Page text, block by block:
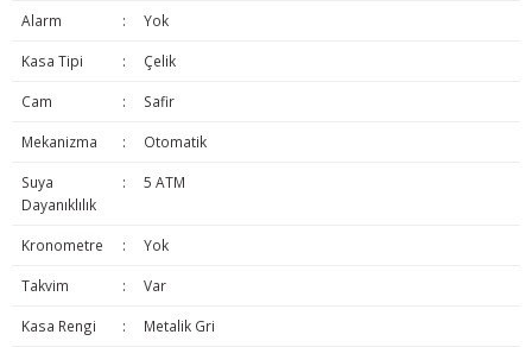
Alarm : Yok
Kasa Tipi : Çelik
Cam : Safir
Mekanizma : Otomatik
Suya
Dayanıklılık
: 5 ATM
Kronometre : Yok
Takvim : Var
Kasa Rengi : Metalik Gri